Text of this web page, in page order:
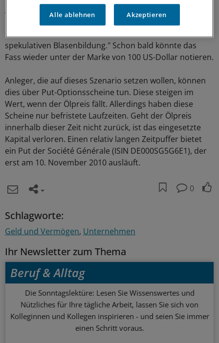
Ähnlich sehen das die Commerzbank-Analysten Barbara
Lambrecht und Eugen Weinberg: "Der Markt befindet
spekulativen Blasenbildung." Schon bald könnte das
Fass wieder unter der Marke von 100 US-Dollar notieren.
Anleger, die auf dieses Szenario setzen wollen, können
dies über Put-Optionsscheine tun. Diese steigen im
Wert, wenn der Ölpreis fällt. Allerdings haben diese
Scheine nur befristete Laufzeiten. Geht der Ölpreis
innerhalb dieser Zeit nicht zurück, ist das eingesetzte
Kapital verloren. Einen relativ langen Zeitpuffer bietet
ein Put der Société Générale (ISIN DE000SG5G6E1), der
erst am 10. November 2010 ausläuft.
0
Schlagworte:
Geld und Vermögen Unternehmen
Ihr Newsletter zum Thema
Beruf & Alltag
Die Sonntagslektüre: Lesen Sie Wissenswertes und
Nützliches für Ihre tägliche Arbeit, lassen Sie sich von
Kolleginnen und Kollegen inspirieren - und seien Sie immer
einen Schritt voraus.
Alle ablehnen Akzeptieren